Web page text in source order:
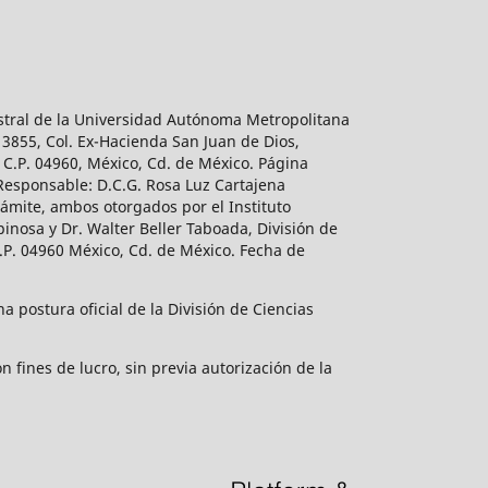
de la Universidad Autónoma Metropolitana
Col. Ex-Hacienda San Juan de Dios,
04960, México, Cd. de México. Página
D.C.G. Rosa Luz Cartajena
ambos otorgados por el Instituto
y Dr. Walter Beller Taboada, División de
04960 México, Cd. de México. Fecha de
postura oficial de la División de Ciencias
fines de lucro, sin previa autorización de la